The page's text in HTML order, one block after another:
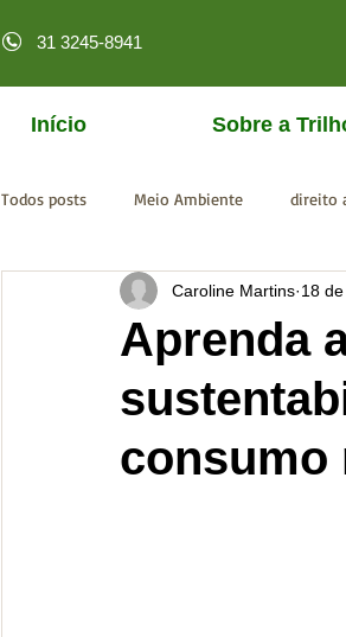
31 3245-8941
Início Sobre a
Todos posts Meio Ambiente direito
licenciamento online MPF
Aprenda
consumo
Caroline Martins 18